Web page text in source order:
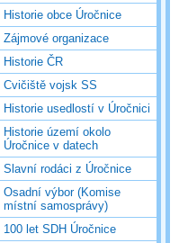
Historie obce Úročnice
Zájmové organizace
Historie ČR
Cvičiště vojsk SS
Historie usedlostí v Úročnici
Historie území okolo
Úročnice v datech
Slavní rodáci z Úročnice
Osadní výbor (Komise
místní samosprávy)
100 let SDH Úročnice